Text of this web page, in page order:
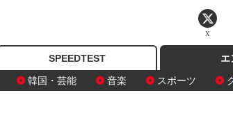
SPEEDTEST
エ
韓国・芸能 音楽 スポーツ
X